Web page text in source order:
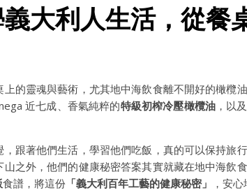
大利人生活，從餐
的靈魂與藝術，尤其地中海飲食離不開好的橄欖
近七成、香氣純粹的特級初榨冷壓橄欖油 ，以
跟著他們生活，學習他們吃飯，真的可以保持旅
之外，他們的健康秘密答案其實就藏在地中海飲
食譜，將這份 「義大利百年工藝的健康秘密」 ，安